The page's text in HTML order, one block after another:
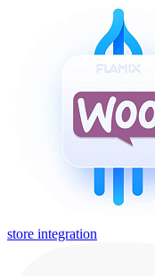
store integration